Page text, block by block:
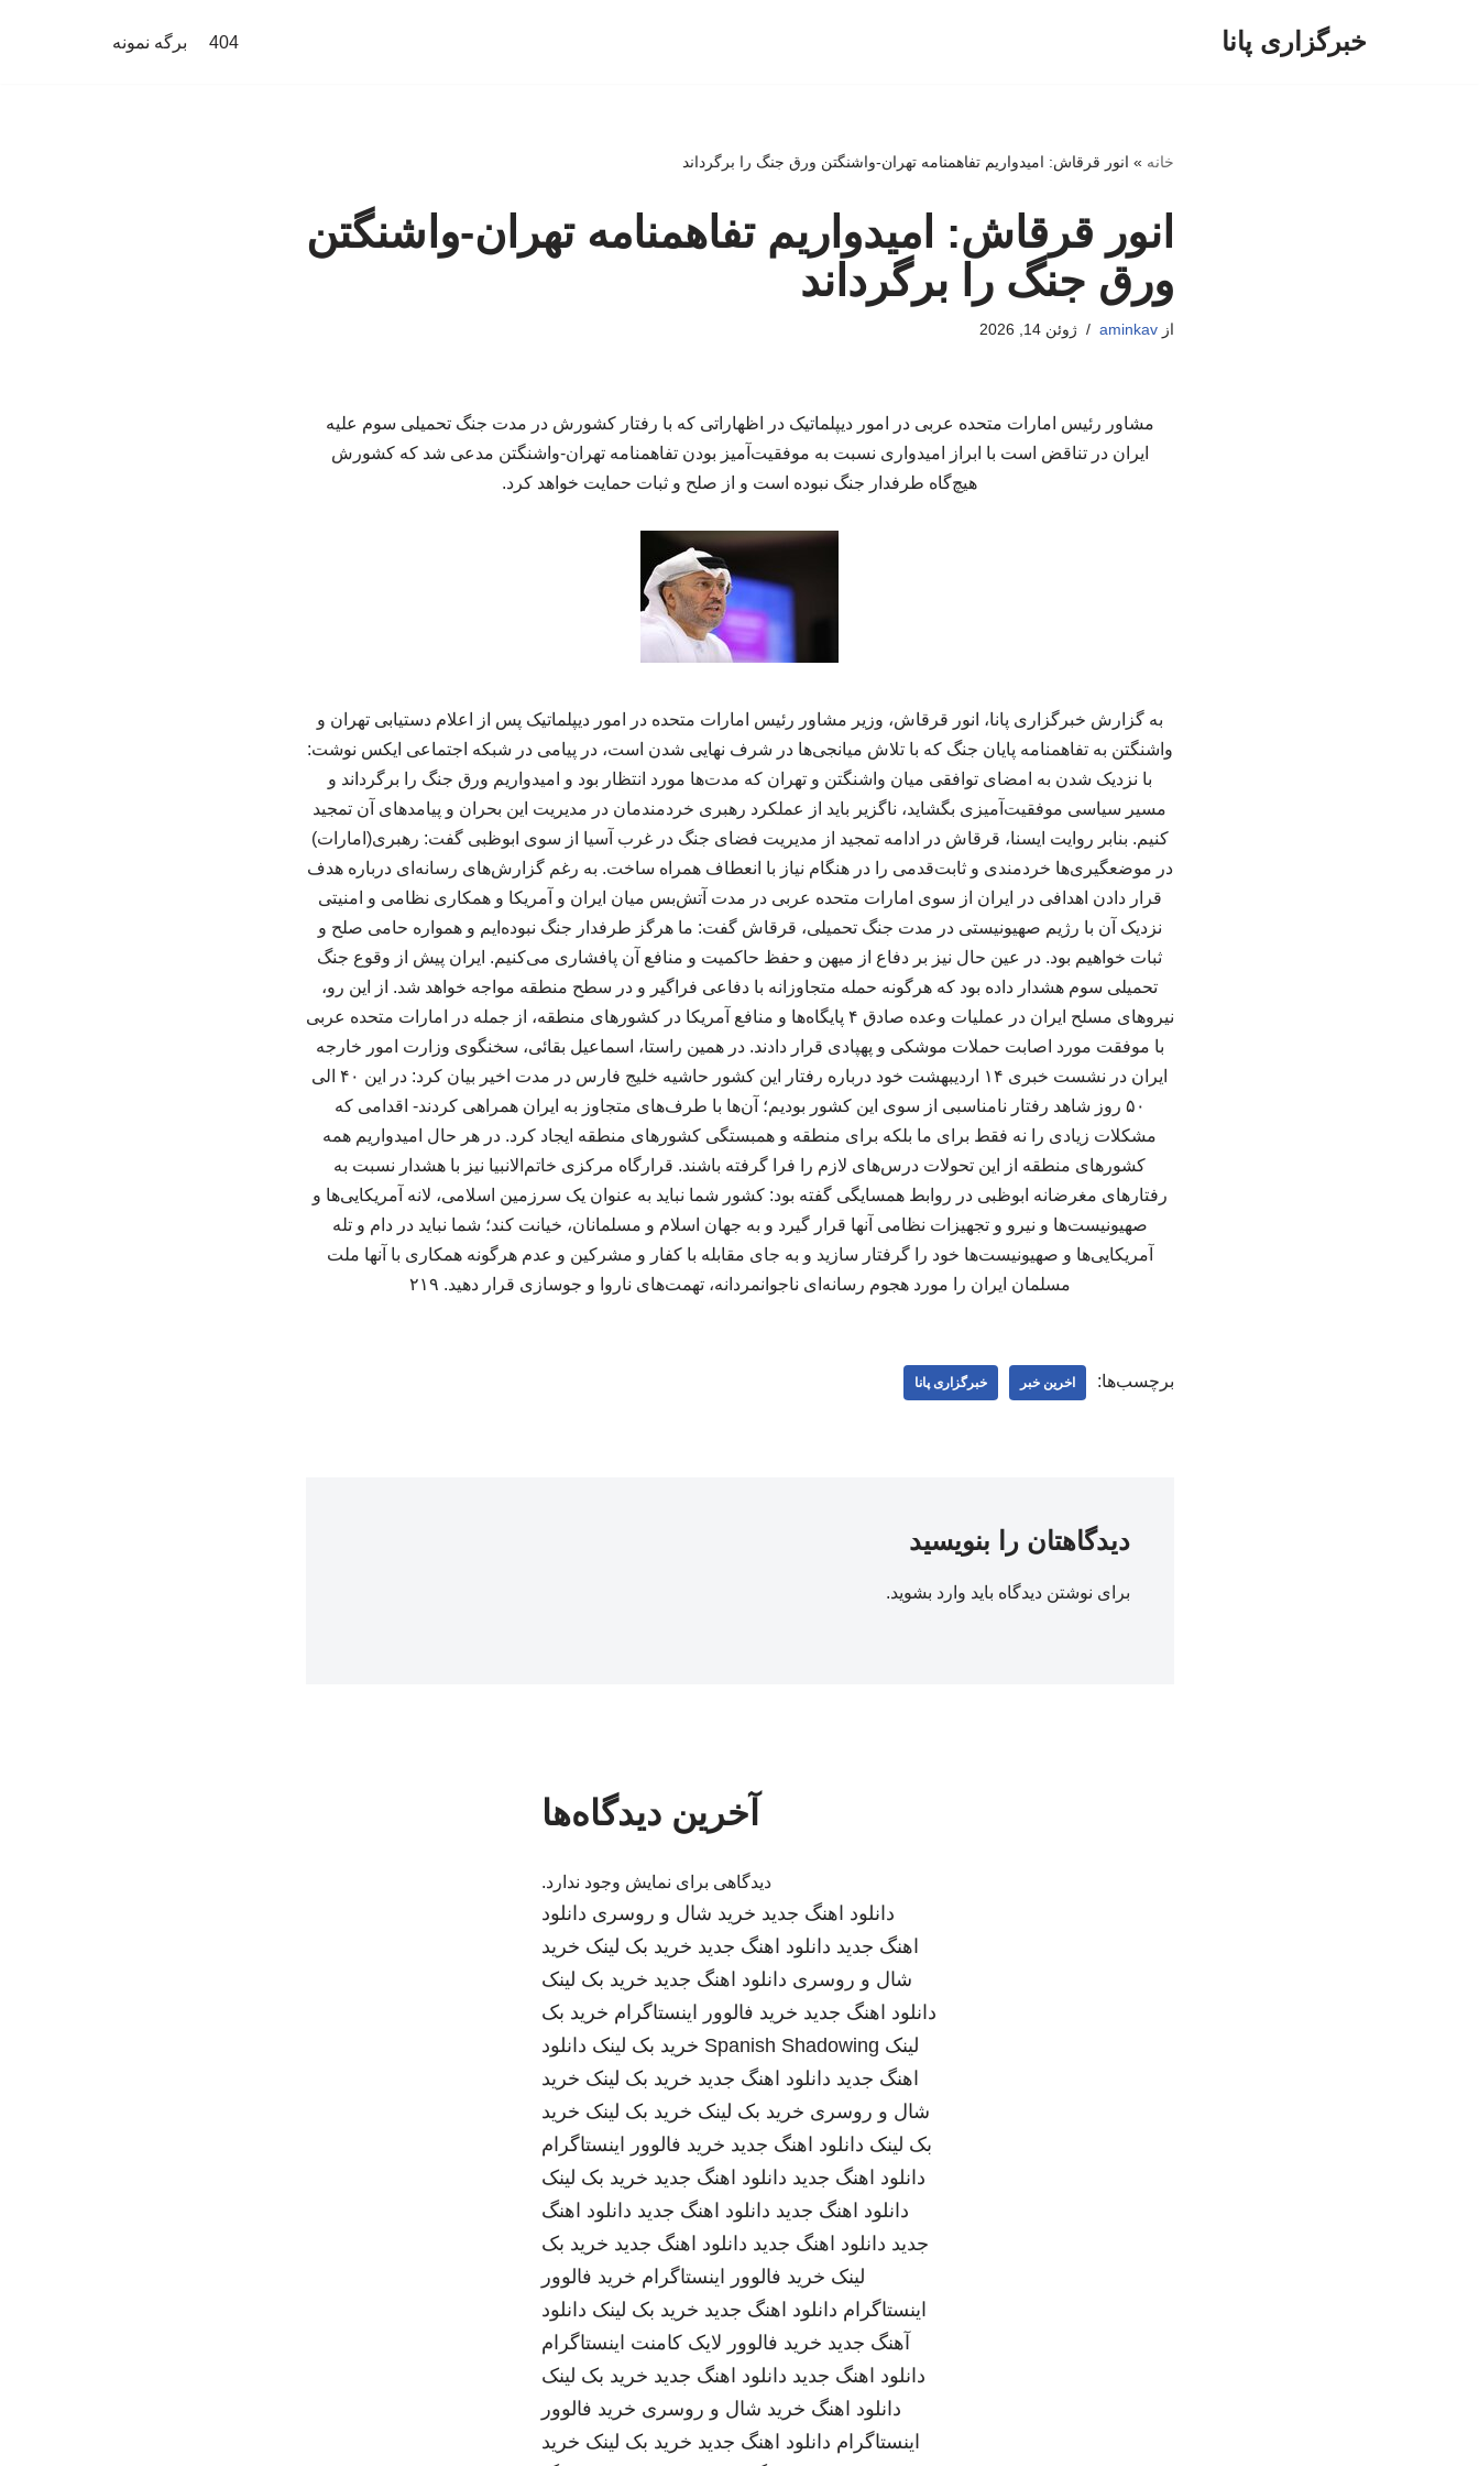
خبرگزاری پانا 404 برگه نمونه
خانه » انور قرقاش: امیدواریم تفاهمنامه تهران-واشنگتن ورق جنگ را برگرداند
انور قرقاش: امیدواریم تفاهمنامه تهران-واشنگتن
ورق جنگ را برگرداند
ازaminkav ژوئن 14, 2026
مشاور رئیس امارات متحده عربی در امور دیپلماتیک در اظهاراتی که با رفتار کشورش در مدت جنگ تحمیلی سوم علیه
ایران در تناقض است با ابراز امیدواری نسبت به موفقیت‌آمیز بودن تفاهمنامه تهران-واشنگتن مدعی شد که کشورش
هیچ‌گاه طرفدار جنگ نبوده است و از صلح و ثبات حمایت خواهد کرد.
به گزارش خبرگزاری پانا، انور قرقاش، وزیر مشاور رئیس امارات متحده در امور دیپلماتیک پس از اعلام دستیابی تهران و
واشنگتن به تفاهمنامه پایان جنگ که با تلاش میانجی‌ها در شرف نهایی شدن است، در پیامی در شبکه اجتماعی ایکس نوشت:
با نزدیک شدن به امضای توافقی میان واشنگتن و تهران که مدت‌ها مورد انتظار بود و امیدواریم ورق جنگ را برگرداند و
مسیر سیاسی موفقیت‌آمیزی بگشاید، ناگزیر باید از عملکرد رهبری خردمندمان در مدیریت این بحران و پیامدهای آن تمجید
کنیم. بنابر روایت ایسنا، قرقاش در ادامه تمجید از مدیریت فضای جنگ در غرب آسیا از سوی ابوظبی گفت: رهبری(امارات)
در موضعگیری‌ها خردمندی و ثابت‌قدمی را در هنگام نیاز با انعطاف همراه ساخت. به رغم گزارش‌های رسانه‌ای درباره هدف
قرار دادن اهدافی در ایران از سوی امارات متحده عربی در مدت آتش‌بس میان ایران و آمریکا و همکاری نظامی و امنیتی
نزدیک آن با رژیم صهیونیستی در مدت جنگ تحمیلی، قرقاش گفت: ما هرگز طرفدار جنگ نبوده‌ایم و همواره حامی صلح و
ثبات خواهیم بود. در عین حال نیز بر دفاع از میهن و حفظ حاکمیت و منافع آن پافشاری می‌کنیم. ایران پیش از وقوع جنگ
تحمیلی سوم هشدار داده بود که هرگونه حمله متجاوزانه با دفاعی فراگیر و در سطح منطقه مواجه خواهد شد. از این رو،
نیروهای مسلح ایران در عملیات وعده صادق ۴ پایگاه‌ها و منافع آمریکا در کشورهای منطقه، از جمله در امارات متحده عربی
با موفقت مورد اصابت حملات موشکی و پهپادی قرار دادند. در همین راستا، اسماعیل بقائی، سخنگوی وزارت امور خارجه
ایران در نشست خبری ۱۴ اردیبهشت خود درباره رفتار این کشور حاشیه خلیج فارس در مدت اخیر بیان کرد: در این ۴۰ الی
۵۰ روز شاهد رفتار نامناسبی از سوی این کشور بودیم؛ آن‌ها با طرف‌های متجاوز به ایران همراهی کردند- اقدامی که
مشکلات زیادی را نه فقط برای ما بلکه برای منطقه و همبستگی کشورهای منطقه ایجاد کرد. در هر حال امیدواریم همه
کشورهای منطقه از این تحولات درس‌های لازم را فرا گرفته باشند. قرارگاه مرکزی خاتم‌الانبیا نیز با هشدار نسبت به
رفتارهای مغرضانه ابوظبی در روابط همسایگی گفته بود: کشور شما نباید به عنوان یک سرزمین اسلامی، لانه آمریکایی‌ها و
صهیونیست‌ها و نیرو و تجهیزات نظامی آنها قرار گیرد و به جهان اسلام و مسلمانان، خیانت کند؛ شما نباید در دام و تله‌
آمریکایی‌ها و صهیونیست‌ها خود را گرفتار سازید و به جای مقابله با کفار و مشرکین و عدم هرگونه همکاری با آنها ملت
مسلمان ایران را مورد هجوم رسانه‌ای ناجوانمردانه، تهمت‌های ناروا و جوسازی قرار دهید. ۲۱۹
برچسب‌ها: اخرین خبر خبرگزاری پانا
دیدگاهتان را بنویسید
برای نوشتن دیدگاه باید وارد بشوید.
آخرین دیدگاه‌ها
دیدگاهی برای نمایش وجود ندارد.
دانلود اهنگ جدید خرید شال و روسری دانلود
اهنگ جدید دانلود اهنگ جدید خرید بک لینک خرید
شال و روسری دانلود اهنگ جدید خرید بک لینک
دانلود اهنگ جدید خرید فالوور اینستاگرام خرید بک
لینک Spanish Shadowing خرید بک لینک دانلود
اهنگ جدید دانلود اهنگ جدید خرید بک لینک خرید
شال و روسری خرید بک لینک خرید بک لینک خرید
بک لینک دانلود اهنگ جدید خرید فالوور اینستاگرام
دانلود اهنگ جدید دانلود اهنگ جدید خرید بک لینک
دانلود اهنگ جدید دانلود اهنگ جدید دانلود اهنگ
جدید دانلود اهنگ جدید دانلود اهنگ جدید خرید بک
لینک خرید فالوور اینستاگرام خرید فالوور
اینستاگرام دانلود اهنگ جدید خرید بک لینک دانلود
آهنگ جدید خرید فالوور لایک کامنت اینستاگرام
دانلود اهنگ جدید دانلود اهنگ جدید خرید بک لینک
دانلود اهنگ خرید شال و روسری خرید فالوور
اینستاگرام دانلود اهنگ جدید خرید بک لینک خرید